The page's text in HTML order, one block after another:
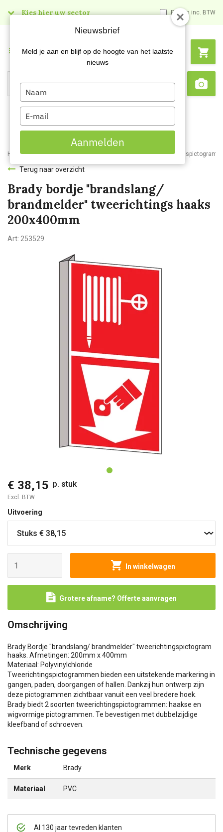
Kies hier uw sector Prijzen inc. BTW
Search
Menu
Home Webshop Veiligheidsartikelen Signalisatie
Terug naar overzicht
Brady bordje "brandslang/
brandmelder" tweerichtings haaks
200x400mm
Art: 253529
€ 38,15 p. stuk
Excl. BTW
Uitvoering
In winkelwagen
Grotere afname? Offerte aanvragen
Al 130 jaar tevreden klanten
Omschrijving
Brady Bordje "brandslang/ brandmelder" tweerichtingspictogram
haaks. Afmetingen: 200mm x 400mm
Materiaal: Polyvinylchloride
Tweerichtingspictogrammen bieden een uitstekende markering in
gangen, paden, doorgangen of hallen. Dankzij hun ontwerp zijn
deze pictogrammen zichtbaar vanuit een veel bredere hoek.
Brady biedt 2 soorten tweerichtingspictogrammen: haakse en
wigvormige pictogrammen. Te bevestigen met dubbelzijdige
kleefband of schroeven.
Technische gegevens
Merk Brady
Materiaal PVC
Nieuwsbrief
Meld je aan en blijf op de hoogte van het laatste
nieuws
Type
your
name
Type
your
email
Aanmelden